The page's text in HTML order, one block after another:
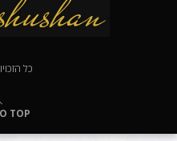
כל
TOP